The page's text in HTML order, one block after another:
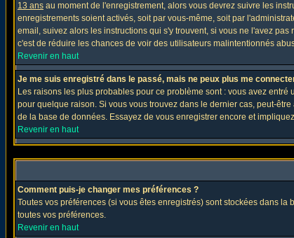
13 ans au moment de l'enregistrement, alors vous devrez suivre les
enregistrements soient activés, soit par vous-même, soit par
email, suivez alors les instructions qui s'y trouvent, si vous ne l'avez
c'est de réduire les chances de voir des utilisateurs malintentionnés
Revenir en haut
Je me suis enregistré dans le passé, mais ne peux plus me
Les raisons les plus probables pour ce problème sont : vous avez
pour quelque raison. Si vous vous trouvez dans le dernier cas, peut-
de la base de données. Essayez de vous enregistrer encore et
Revenir en haut
Comment puis-je changer mes préférences ?
Toutes vos préférences (si vous êtes enregistrés) sont stockées dans
toutes vos préférences.
Revenir en haut